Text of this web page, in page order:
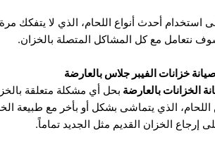
استخدام أحدث أنواع اللحام، الذي لا يتفكك
نتعامل مع كل المشاكل المتصلة بالخزان.
خزانات الفيبر جلاس بالعارضة
الخزانات بالعارضة بحل أي مشكلة متعلقة
اللحام، الذي يتماشى بشكل أو بأخر مع طبيعة
إرجاع الخزان القديم مثل الجديد تماماً.